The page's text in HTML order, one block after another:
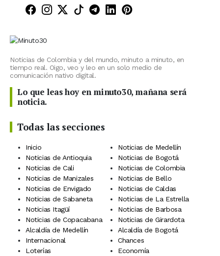
Minuto30 en Facebook
Minuto30 en Instagram
Minuto30 en X (Twitter)
Minuto30 en TikTok
Canal de Minuto30 en
Minuto30 en LinkedIn
Minuto30 en
Noticias de Colombia y del mundo, minuto a minuto, en
tiempo real. Oigo, veo y leo en un solo medio de
comunicación nativo digital.
Lo que leas hoy en minuto30, mañana será
noticia.
Todas las secciones
Inicio
Noticias de Medellín
Noticias de Antioquia
Noticias de Bogotá
Noticias de Cali
Noticias de Colombia
Noticias de Manizales
Noticias de Bello
Noticias de Envigado
Noticias de Caldas
Noticias de Sabaneta
Noticias de La Estrella
Noticias Itagüí
Noticias de Barbosa
Noticias de Copacabana
Noticias de Girardota
Alcaldía de Medellín
Alcaldía de Bogotá
Internacional
Chances
Loterías
Economía